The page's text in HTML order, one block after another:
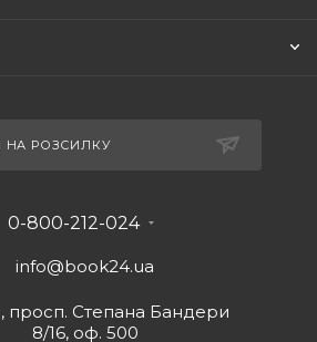
НА РОЗСИЛКУ
0-800-212-024
info@book24.ua
просп. Степана Бандери
8/16, оф. 500